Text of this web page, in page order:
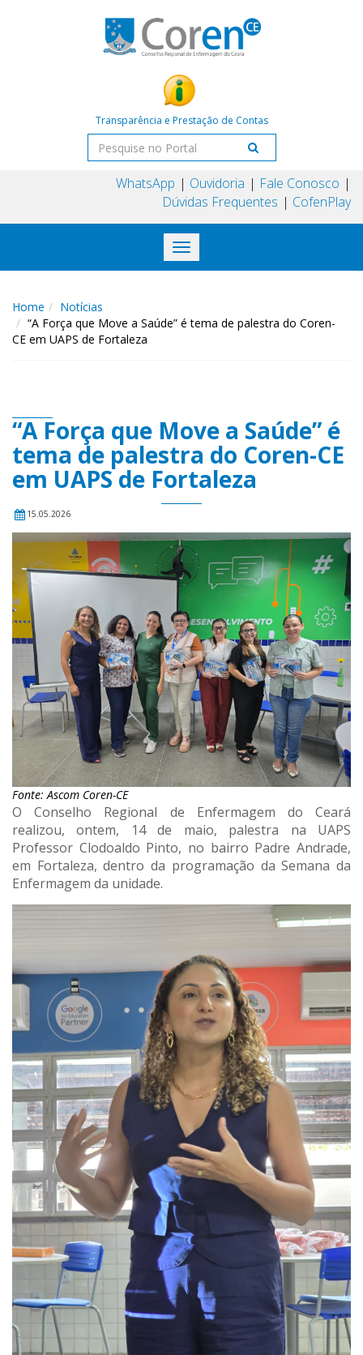
Transparência e Prestação de Contas
WhatsApp Ouvidoria
Fale Conosco
Dúvidas Frequentes
CofenPlay
Toggle
navigation
Home
Notícias
“A Força que Move a Saúde” é tema de palestra do Coren-
CE em UAPS de Fortaleza
“A Força que Move a Saúde” é
tema de palestra do Coren-CE
em UAPS de Fortaleza
15.05.2026
Fonte: Ascom Coren-CE
O Conselho Regional de Enfermagem do Ceará
realizou, ontem, 14 de maio, palestra na UAPS
Professor Clodoaldo Pinto, no bairro Padre Andrade,
em Fortaleza, dentro da programação da Semana da
Enfermagem da unidade.